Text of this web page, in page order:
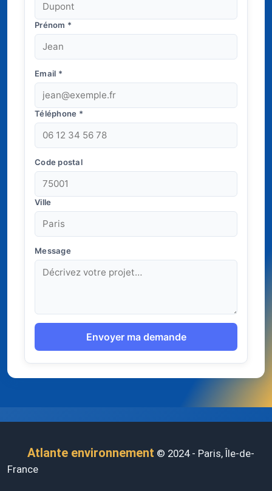
Prénom *
Email *
Téléphone *
Code postal
Ville
Message
Envoyer ma demande
Atlante environnement © 2024 - Paris, Île-de-
France